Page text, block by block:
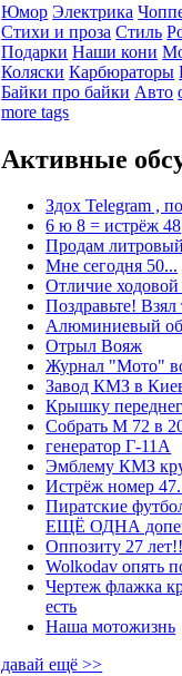
Юмор Электрика
Стихи и проза Стиль
Подарки Наши кони
Коляски Карбюраторы
Байки про байки Авто
more tags
Активные
Здох Telegram ,
6 ю 8 = истрёж 48
Продам
Мне сегодня 50...
Отличие ходовой
Поздравьте!
Алюминиевый
Отрыл Вояж
Журнал "Мото"
Завод КМЗ в
Крышку
Собрать М 72 в
генератор Г-11А
Эмблему КМЗ
Истрёж номер
Пиратские
ЕЩЁ ОДНА
Оппозиту 27
Wolkodav опять
Чертеж флажка
есть
Наша мотожизнь
давай ещё >>